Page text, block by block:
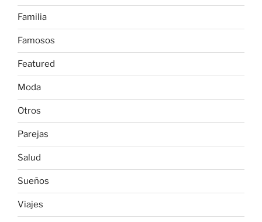
Familia
Famosos
Featured
Moda
Otros
Parejas
Salud
Sueños
Viajes